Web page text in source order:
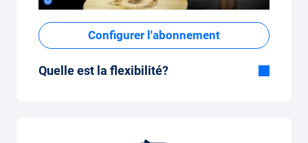
Configurer l'abonnement
Quelle est la flexibilité?
pendant quelques mois ou plusieurs années.